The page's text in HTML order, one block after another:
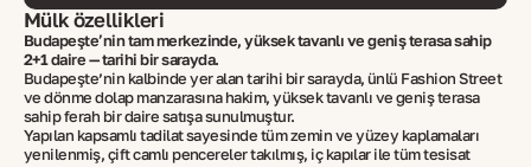
Mülk özellikleri
Budapeşte’nin tam merkezinde, yüksek tavanlı ve geniş terasa sahip
2+1 daire — tarihi bir sarayda.
Budapeşte’nin kalbinde yer alan tarihi bir sarayda, ünlü Fashion Street
ve dönme dolap manzarasına hakim, yüksek tavanlı ve geniş terasa
sahip ferah bir daire satışa sunulmuştur.
Yapılan kapsamlı tadilat sayesinde tüm zemin ve yüzey kaplamaları
yenilenmiş, çift camlı pencereler takılmış, iç kapılar ile tüm tesisat